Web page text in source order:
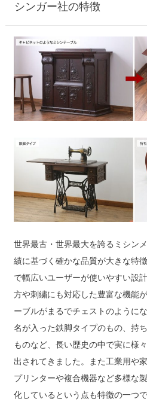
シンガー社の特徴
世界最古・世界最大を誇るミシン
績に基づく確かな品質が大きな特
で幅広いユーザーが使いやすい設
方や刺繍にも対応した豊富な機能
ーブルがまるでチェストのように
名が入った鉄脚タイプのもの、持
ものなど、長い歴史の中で実に様
出されてきました。また工業用や
プリンターや複合機器など多様な
化しているという点も特徴の一つで